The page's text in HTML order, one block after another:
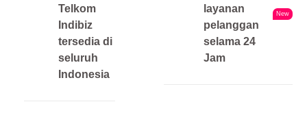
Telkom
Indibiz
tersedia di
seluruh
Indonesia
layanan
pelanggan
selama 24
Jam
New